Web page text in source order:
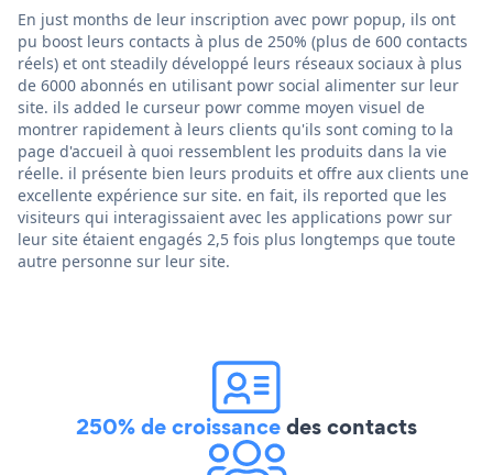
En just months de leur inscription avec powr popup, ils ont
pu boost leurs contacts à plus de 250% (plus de 600 contacts
réels) et ont steadily développé leurs réseaux sociaux à plus
de 6000 abonnés en utilisant powr social alimenter sur leur
site. ils added le curseur powr comme moyen visuel de
montrer rapidement à leurs clients qu'ils sont coming to la
page d'accueil à quoi ressemblent les produits dans la vie
réelle. il présente bien leurs produits et offre aux clients une
excellente expérience sur site. en fait, ils reported que les
visiteurs qui interagissaient avec les applications powr sur
leur site étaient engagés 2,5 fois plus longtemps que toute
autre personne sur leur site.
250% de croissancedes contacts